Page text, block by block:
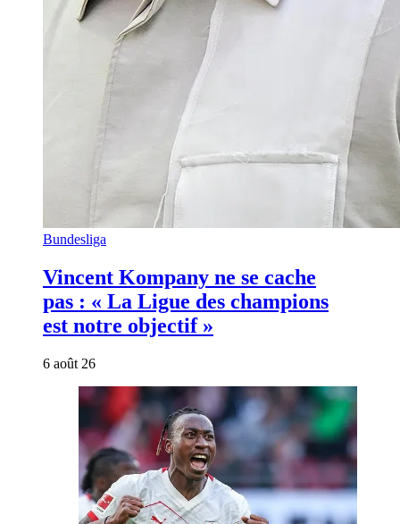
Bundesliga
Vincent Kompany ne se cache
pas : « La Ligue des champions
est notre objectif »
6 août 26